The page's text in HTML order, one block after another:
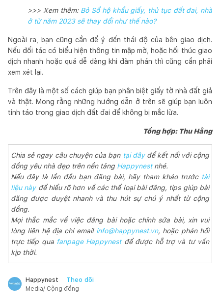
>>> Xem thêm: Bỏ Sổ hộ khẩu giấy, thủ tục đất đai, nhà
ở từ năm 2023 sẽ thay đổi như thế nào?
Ngoài ra, bạn cũng cần để ý đến thái độ của bên giao dịch.
Nếu đối tác có biểu hiện thông tin mập mờ, hoặc hối thúc giao
dịch nhanh hoặc quá dễ dàng khi đàm phán thì cũng cần phải
xem xét lại.
Trên đây là một số cách giúp bạn phân biệt giấy tờ nhà đất giả
và thật. Mong rằng những hướng dẫn ở trên sẽ giúp bạn luôn
tỉnh táo trong giao dịch đất đai để không bị mắc lừa.
Tổng hợp: Thu Hằng
Chia sẻ ngay câu chuyện của bạn tại đâyđể kết nối với cộng
đồng yêu nhà đẹp trên nền tảng Happynestnhé.
Nếu đây là lần đầu bạn đăng bài, hãy tham khảo trướctài
liệu nàyđể hiểu rõ hơn về các thể loại bài đăng, tips giúp bài
đăng được duyệt nhanh và thu hút sự chú ý nhất từ cộng
đồng.
Mọi thắc mắc về việc đăng bài hoặc chỉnh sửa bài, xin vui
lòng liên hệ địa chỉ email info@happynest.vn, hoặc phản hồi
trực tiếp qua fanpage Happynestđể được hỗ trợ và tư vấn
kịp thời.
Happynest Theo dõi
Media/ Cộng đồng